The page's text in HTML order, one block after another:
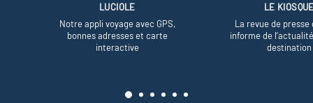
LUCIOLE
Notre appli voyage avec GPS,
bonnes adresses et carte
interactive
LE
La revue de presse
informe de
destination